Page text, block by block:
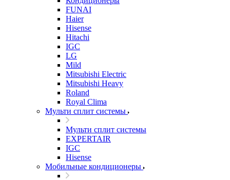
FUNAI
Haier
Hisense
Hitachi
IGC
LG
Mild
Mitsubishi Electric
Mitsubishi Heavy
Roland
Royal Clima
Мульти сплит системы
Мульти сплит системы
EXPERTAIR
IGC
Hisense
Мобильные кондиционеры